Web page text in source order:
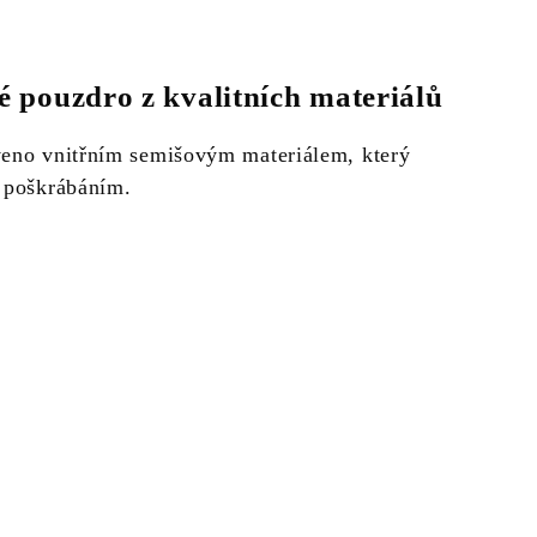
pouzdro z kvalitních materiálů
vnitřním semišovým materiálem, který